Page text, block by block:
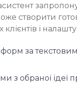
створити
клієнтів і
форм за
з обраної ідеї